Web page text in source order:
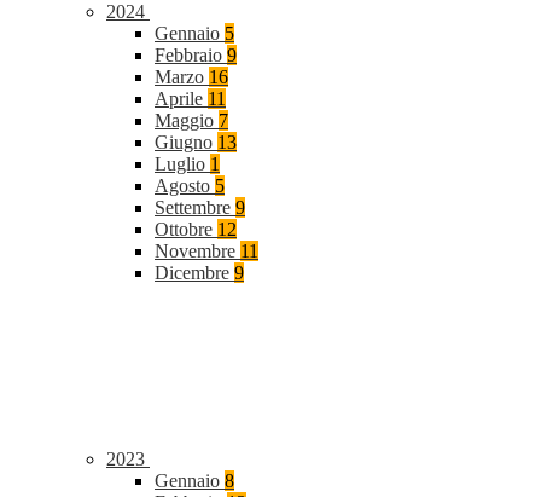
2024
Gennaio 5
Febbraio 9
Marzo 16
Aprile 11
Maggio 7
Giugno 13
Luglio 1
Agosto 5
Settembre 9
Ottobre 12
Novembre 11
Dicembre 9
2023
Gennaio 8